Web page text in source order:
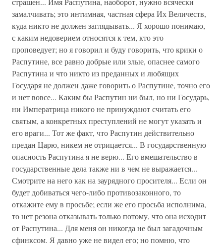
замалчивать; это интимная, частная сфера Их Величеств,
куда никто не должен заглядывать... Я хорошо понимаю,
с каким недоверием относятся к тем, кто это
проповедует; но я говорил и буду говорить, что крики о
Распутине, все равно добрые или злые, опаснее самого
Распутина и что никто из преданных и любящих
Государя не должен даже говорить о Распутине, точно его
и нет вовсе... Каким бы Распутин ни был, но ни Государь,
ни Императрица никого не принуждают считать его
святым, а конкретных преступлений не могут указать и
его враги... Тот же факт, что Распутин действительно
предан Царю, никем не отрицается... В государственную
опасность Распутина я не верю... Его вмешательство в
государственные дела также ни в чем не выражается...
Смотрите на него как на заурядного просителя... Если он
будет добиваться чего-либо противозаконного, то
откажите ему в просьбе; если же его просьба исполнима,
то нет резона отказывать только потому, что она исходит
от Распутина... Для меня он никогда не был загадочным
сфинксом. Я давно уже не видел его; но помню, что